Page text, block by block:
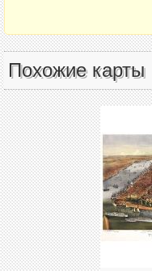
Похожие карты